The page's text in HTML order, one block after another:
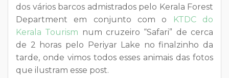
dos vários barcos admistrados pelo Kerala Forest
Department em conjunto com o
KTDC do
Kerala Tourism num cruzeiro “Safari” de cerca
de 2 horas pelo Periyar Lake no finalzinho da
tarde, onde vimos todos esses animais das fotos
que ilustram esse post.